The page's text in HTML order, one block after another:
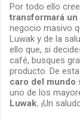
Por todo ello
transformará
negocio masivo
Luwak y de la
ello que, si
café, busques
producto. De
caro del mundo
uno de los
Luwak. ¡Un